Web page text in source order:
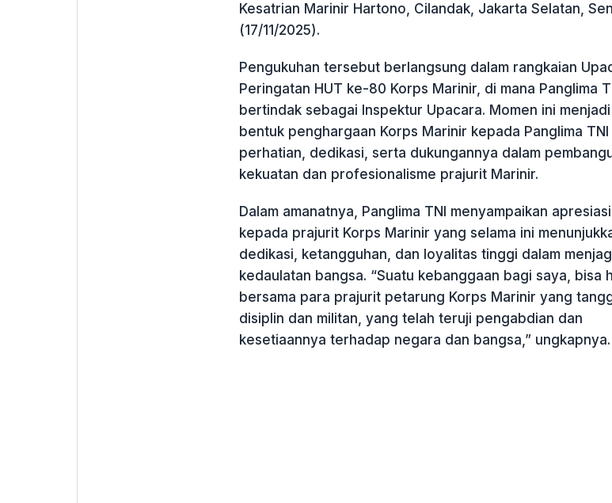
Kesatrian Marinir Hartono, Cilandak, Jakarta Selatan,
(17/11/2025).
Pengukuhan tersebut berlangsung dalam rangkaian
Peringatan HUT ke-80 Korps Marinir, di mana Panglima
bertindak sebagai Inspektur Upacara. Momen ini menjadi
bentuk penghargaan Korps Marinir kepada Panglima TNI
perhatian, dedikasi, serta dukungannya dalam
kekuatan dan profesionalisme prajurit Marinir.
Dalam amanatnya, Panglima TNI menyampaikan apresiasi
kepada prajurit Korps Marinir yang selama ini
dedikasi, ketangguhan, dan loyalitas tinggi dalam
kedaulatan bangsa. “Suatu kebanggaan bagi saya, bisa
bersama para prajurit petarung Korps Marinir yang
disiplin dan militan, yang telah teruji pengabdian dan
kesetiaannya terhadap negara dan bangsa,” ungkapnya.